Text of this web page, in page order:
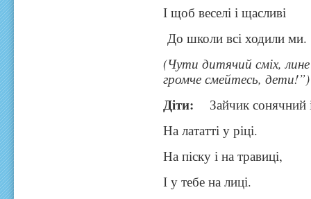
І щоб веселі і щасливі
До школи всі ходили ми.
(Чути дитячий сміх,
громче смейтесь, дети!”)
Діти:
Зайчик сонячний
На лататті у ріці.
На піску і на травиці,
І у тебе на лиці.